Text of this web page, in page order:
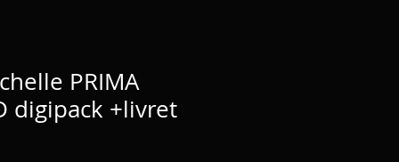
PRIMA
digipack +livret